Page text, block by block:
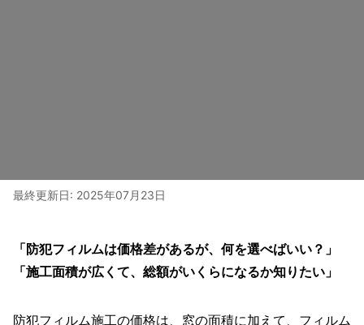
最終更新日: 2025年07月23日
「防犯フィルムは価格差があるが、何を選べばいい？」
「施工面積が広くて、総額がいくらになるか知りたい」
防犯フィルム施工の価格は、窓の面積に加えて、フィルム